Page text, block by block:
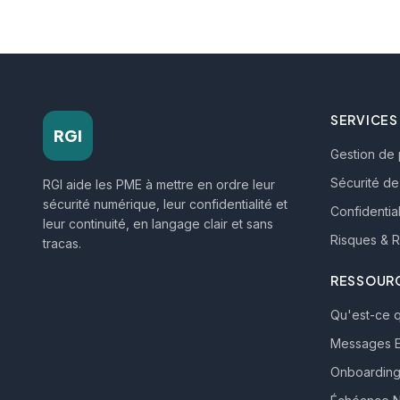
RGI
RGI aide les PME à mettre en ordre leur
sécurité numérique, leur confidentialité et
leur continuité, en langage clair et sans
tracas.
SERVICES
Gestion de
Sécurité
Risques &
Qu'est-ce
Messages